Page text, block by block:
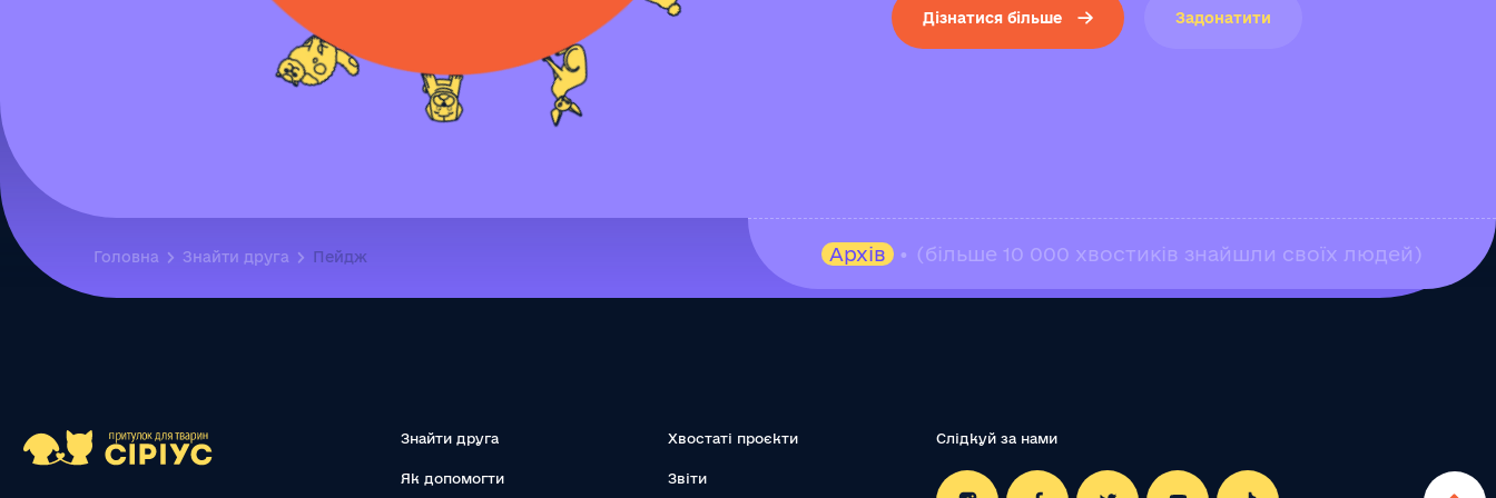
Дізнатися більше Задонатити
Головна Знайти друга Пейдж Архів • (більше 10 000 хвостиків знайшли своїх людей)
Знайти друга Хвостаті проєкти
Як допомогти Звіти
Слідкуй за нами